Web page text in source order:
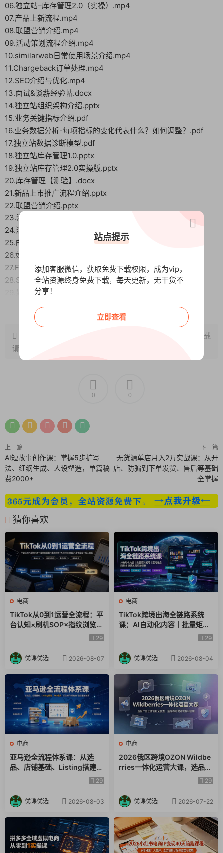
06.独立站–库存管理2.0（实操）.mp4
07.产品上新流程.mp4
08.联盟营销介绍.mp4
09.活动策划流程介绍.mp4
10.similarweb日常使用场景介绍.mp4
11.Chargeback订单处理.mp4
12.SEO介绍与优化.mp4
13.面试&谈薪经验帖.docx
14.独立站组织架构介绍.pptx
15.业务关键指标介绍.pdf
16.业务数据分析-每项指标的变化代表什么？如何调整？.pdf
17.独立站数据诊断模型.pdf
18.独立站库存管理1.0.pptx
19.独立站库存管理2.0实操版.pptx
20.库存管理【测验】.docx
21.新品上市推广流程介绍.pptx
22.联盟营销介绍.pptx
23.活动策划流程介绍.pdf
24.活动策划模板.xlsx
25.邮件营销系统Klaviyo-基础操作.pptx
26.如何用similarweb做竞品调研.pptx
27.Facebook广告基础.pptx
28.SEO介绍&优化.pdf
29.如何布局官网SEO.pdf
30.谷歌广告基础知识.pptx
31.EDM邮件营销.pptx
32.Chargeback订单申诉流程.docx
33.GA4介绍与运用.pptx
34.市场调研工具——卖家精灵.pptx
37.运营常用excel公式介绍.pptx
39.广告知识【测验】.docx
40.独立站运营【面试经验分享】2024~2025.pdf
41.shopify系统介绍（下）.mp4
42.facebook广告入门.mp4
43.谷歌广告基础入门.mp4
44.EDM邮件营销介绍.mp4
45.独立站业务数据数据诊断模型.mp4
46.消费电子跨境电商运营模式调研.pdf
47.独立站案例分析.pdf
阅读全文
，转载
请注明出处~~~
0 0
上一篇
AI短故事创作课：掌握5步扩写
法、细纲生成、人设塑造，单篇稿
费2000+
下一篇
无货源单店月入2万实战课：从开
店、防骗到下单发货、售后等基础
全掌握
猜你喜欢
电商
TikTok从0到1运营全流程：平
台认知×刷机SOP×指纹浏览器
×爆款对标×Kalodata选品×店
29
优课优选 2026-08-07
电商
TikTok跨境出海全链路系统
课：AI自动化内容｜批量矩阵
起号｜蓝海选品回款全链路出
29
优课优选 2026-08-04
电商
亚马逊全流程体系课：从选
品、店铺基础、Listing搭建、
FBA备货、后台操作到站内广29
优课优选 2026-08-03
电商
2026俄区跨境OZON Wildbe
rries一体化运营大课，选品广
告仓储售后全覆盖，搭建稳定
29
优课优选 2026-07-22
站点提示
添加客服微信，获取免费下载权限，成为vip，
全站资源终身免费下载，每天更新，无干货不
分享！
立即查看